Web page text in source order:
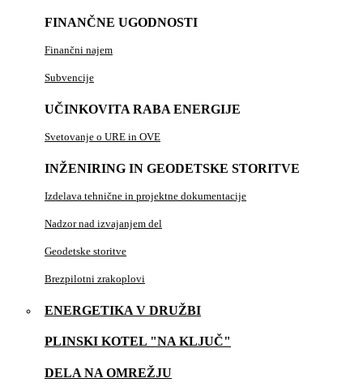
FINANČNE UGODNOSTI
Finančni najem
Subvencije
UČINKOVITA RABA ENERGIJE
Svetovanje o URE in OVE
INŽENIRING IN GEODETSKE STORITVE
Izdelava tehnične in projektne dokumentacije
Nadzor nad izvajanjem del
Geodetske storitve
Brezpilotni zrakoplovi
ENERGETIKA V DRUŽBI
PLINSKI KOTEL "NA KLJUČ"
DELA NA OMREŽJU